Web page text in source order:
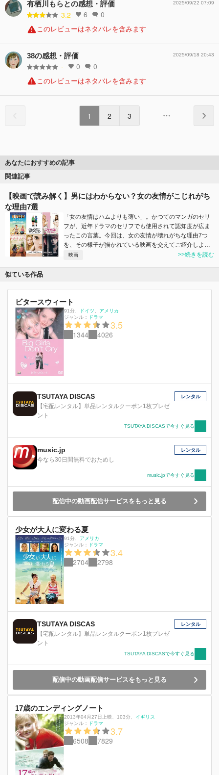
有栖川もらとの感想・評価
3.2 6 0
2025/09/22 07:09
このレビューはネタバレを含みます
38の感想・評価
- 0 0
2025/09/18 20:43
このレビューはネタバレを含みます
1 2 3
あなたにおすすめの記事
関連記事
【映画で読み解く】男にはわからない？女の友情がこじれがち
な理由7選
「女の友情はハムよりも薄い」。かつてのマンガのセリ
フが、近年ドラマのセリフでも使用されて認知度が広ま
ったこの言葉。今回は、女の友情が壊れがちな理由7つ
を、その様子が描かれている映画を交えてご紹介しよ…
映画 >>続きを読む
似ている作品
ビタースウィート
91分 ドイツ
アメリカ
ジャンル：
ドラマ
3.5
1344 4026
TSUTAYA DISCAS
【宅配レンタル】単品レンタルクーポン1枚プレゼ
ント
レンタル
TSUTAYA DISCASで今すぐ見る
music.jp
今なら30日間無料でおためし
レンタル
music.jpで今すぐ見る
配信中の動画配信サービスをもっと見る
少女が大人に変わる夏
91分
アメリカ
ジャンル：
ドラマ
3.4
2704 2798
TSUTAYA DISCAS
【宅配レンタル】単品レンタルクーポン1枚プレゼ
ント
レンタル
TSUTAYA DISCASで今すぐ見る
配信中の動画配信サービスをもっと見る
17歳のエンディングノート
2013年04月27日上映 103分
イギリス
ジャンル：
ドラマ
3.7
6508 7829